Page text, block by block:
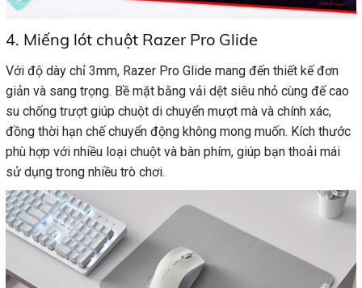
4. Miếng lót chuột Razer Pro Glide
Với độ dày chỉ 3mm, Razer Pro Glide mang đến thiết kế đơn
giản và sang trọng. Bề mặt bằng vải dệt siêu nhỏ cùng đế cao
su chống trượt giúp chuột di chuyển mượt mà và chính xác,
đồng thời hạn chế chuyển động không mong muốn. Kích thước
phù hợp với nhiều loại chuột và bàn phím, giúp bạn thoải mái
sử dụng trong nhiều trò chơi.